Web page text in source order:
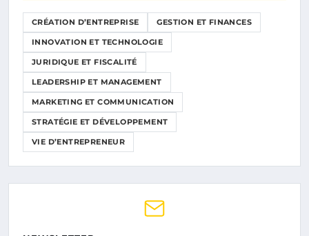
CRÉATION D’ENTREPRISE GESTION ET FINANCES
INNOVATION ET TECHNOLOGIE
JURIDIQUE ET FISCALITÉ
LEADERSHIP ET MANAGEMENT
MARKETING ET COMMUNICATION
STRATÉGIE ET DÉVELOPPEMENT
VIE D’ENTREPRENEUR